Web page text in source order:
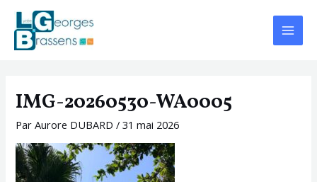
Aller
contenu
Main
Menu
IMG-20260530-WA0005
ParAurore DUBARD/31 mai 2026
Navigation
des
articles